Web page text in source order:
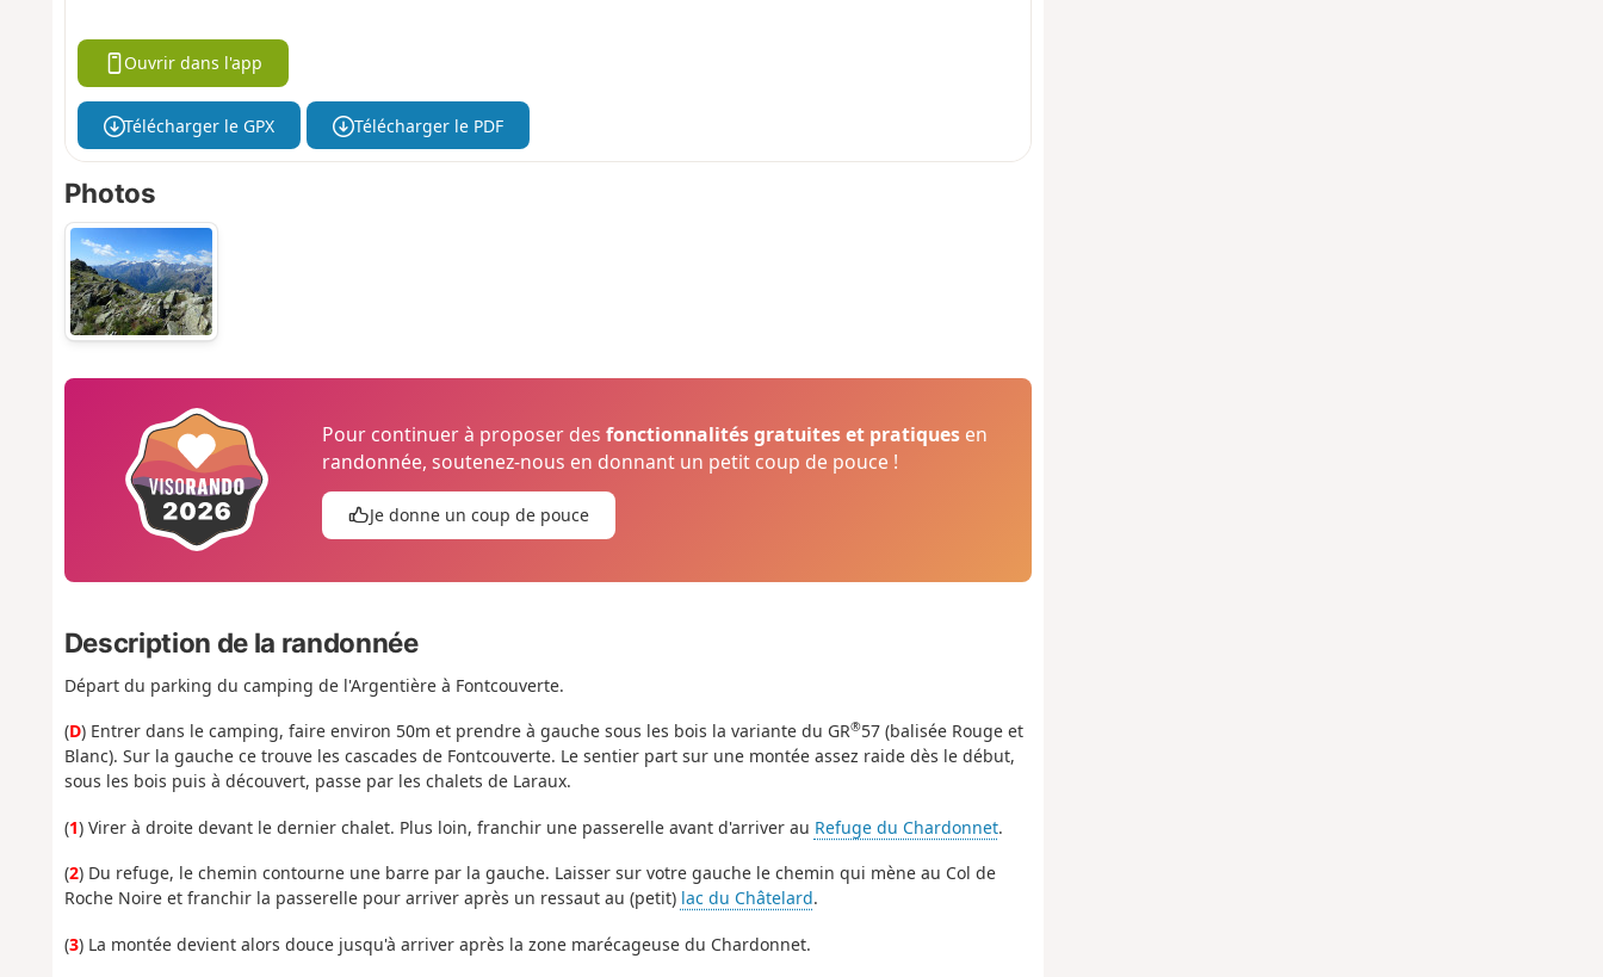
Ouvrir dans l'app
Télécharger le GPX Télécharger le PDF
Photos
Pour continuer à proposer desfonctionnalités gratuites et pratiques en
randonnée, soutenez-nous en donnant un petit coup de pouce !
Je donne un coup de pouce
Description de la randonnée
Départ du parking du camping de l'Argentière à Fontcouverte.
(D) Entrer dans le camping, faire environ 50m et prendre à gauche sous les bois la variante du GR®57 (balisée Rouge et
Blanc). Sur la gauche ce trouve les cascades de Fontcouverte. Le sentier part sur une montée assez raide dès le début,
sous les bois puis à découvert, passe par les chalets de Laraux.
(1) Virer à droite devant le dernier chalet. Plus loin, franchir une passerelle avant d'arriver au Refuge du Chardonnet.
(2) Du refuge, le chemin contourne une barre par la gauche. Laisser sur votre gauche le chemin qui mène au Col de
Roche Noire et franchir la passerelle pour arriver après un ressaut au (petit) lac du Châtelard.
(3) La montée devient alors douce jusqu'à arriver après la zone marécageuse du Chardonnet.